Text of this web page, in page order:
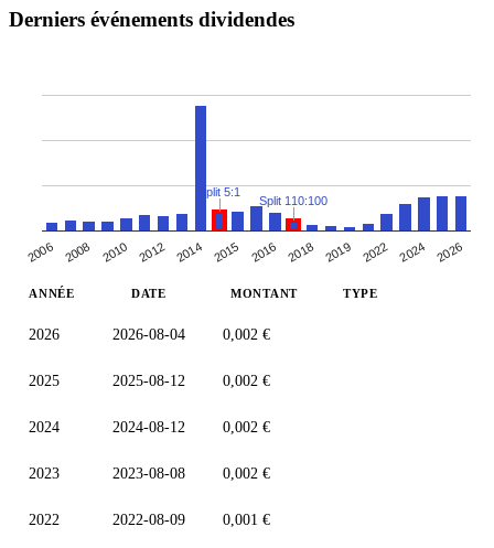
Derniers événements dividendes
2006 2008 2010 2012 2014 2015 2016 2018 2019 2022 2024 2026
Split 5:1
Split 110:100
ANNÉE DATE MONTANT TYPE
2026 2026-08-04 0,002 €
2025 2025-08-12 0,002 €
2024 2024-08-12 0,002 €
2023 2023-08-08 0,002 €
2022 2022-08-09 0,001 €